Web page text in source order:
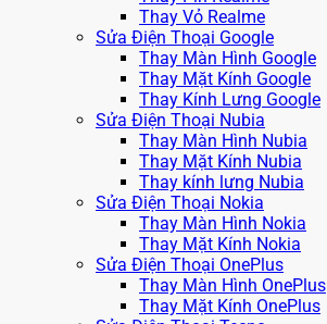
Thay Vỏ Realme
Sửa Điện Thoại Google
Thay Màn Hình Google
Thay Mặt Kính Google
Thay Kính Lưng Google
Sửa Điện Thoại Nubia
Thay Màn Hình Nubia
Thay Mặt Kính Nubia
Thay kính lưng Nubia
Sửa Điện Thoại Nokia
Thay Màn Hình Nokia
Thay Mặt Kính Nokia
Sửa Điện Thoại OnePlus
Thay Màn Hình OnePlus
Thay Mặt Kính OnePlus